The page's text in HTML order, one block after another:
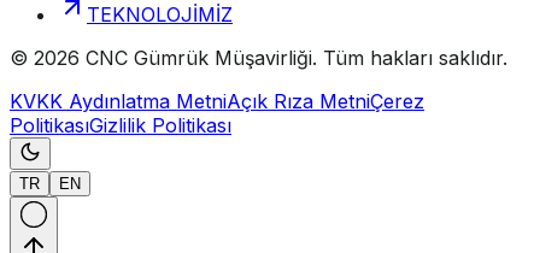
TEKNOLOJİMİZ
© 2026 CNC Gümrük Müşavirliği. Tüm hakları saklıdır.
KVKK Aydınlatma MetniAçık Rıza MetniÇerez
PolitikasıGizlilik Politikası
TR EN